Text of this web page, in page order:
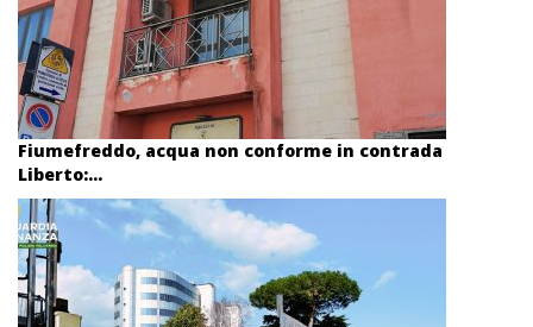
Fiumefreddo, acqua non conforme in contrada
Liberto:...